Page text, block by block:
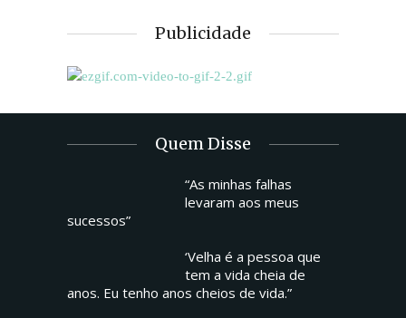
Publicidade
Quem Disse
“As minhas falhas
levaram aos meus
sucessos”
‘Velha é a pessoa que
tem a vida cheia de
anos. Eu tenho anos cheios de vida.”